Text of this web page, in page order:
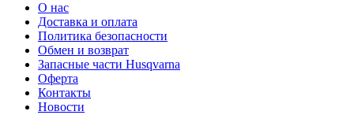
О нас
Доставка и оплата
Политика безопасности
Обмен и возврат
Запасные части Husqvarna
Оферта
Контакты
Новости